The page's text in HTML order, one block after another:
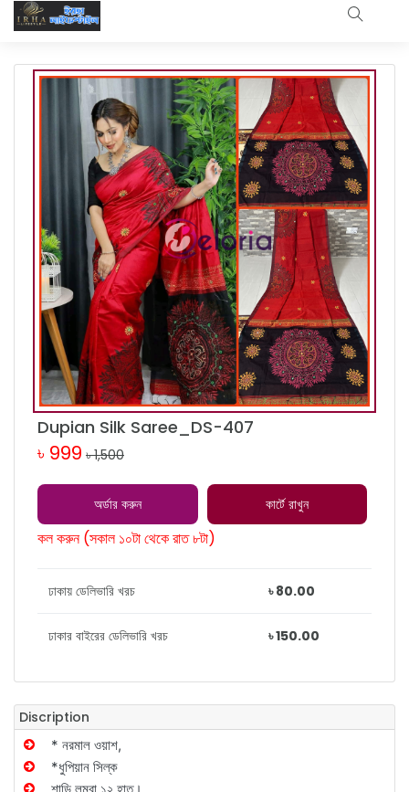
Dupian Silk Saree_DS-407
৳ 999 ৳ 1,500
অর্ডার করুন কার্টে রাখুন
কল করুন (সকাল ১০টা থেকে রাত ৮টা)
ঢাকায় ডেলিভারি খরচ ৳ 80.00
ঢাকার বাইরের ডেলিভারি খরচ ৳ 150.00
Discription
* নরমাল ওয়াশ,
*ধুপিয়ান সিল্ক